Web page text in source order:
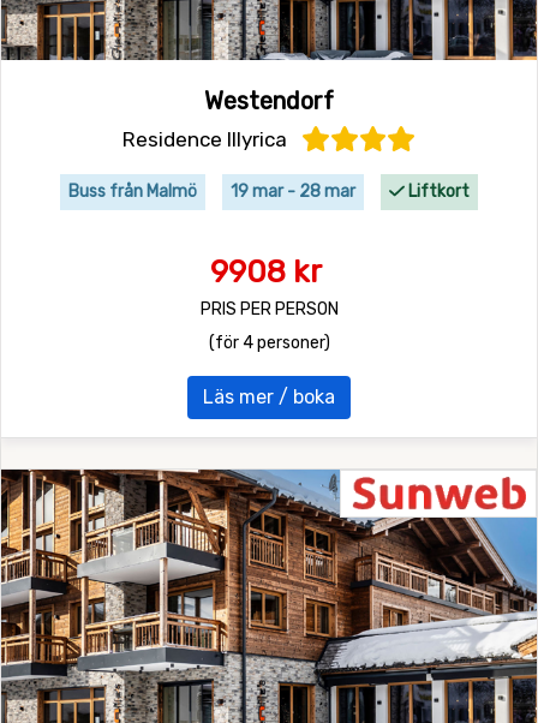
Westendorf
Residence Illyrica
Buss från Malmö 19 mar - 28 mar Liftkort
9908 kr
PRIS PER PERSON
(för 4 personer)
Läs mer / boka